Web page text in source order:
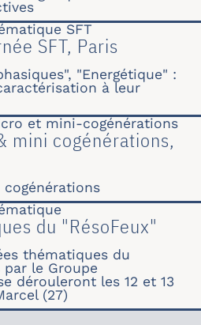
SFT
SFT, Paris
"Energétique" :
à leur
et mini-cogénérations
cogénérations,
du "RésoFeux"
thématiques du
par le Groupe
dérouleront les 12 et 13
(27)